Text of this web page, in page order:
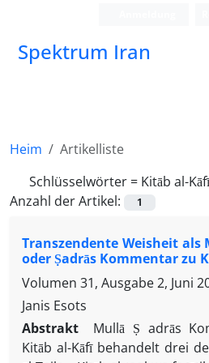
Spektrum Iran
Heim
Artikelliste
Schlüsselwörter = Kitāb al-Kāfī
Anzahl der Artikel:
1
Transzendente Weisheit als
oder Ṣadrās Kommentar zu
Volumen 31, Ausgabe 2, Juni
Janis Esots
Abstrakt
Mullā Ṣ adrās
Kitāb al-Kāfī behandelt drei